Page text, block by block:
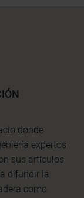
donde
expertos
sus artículos,
difundir la
como